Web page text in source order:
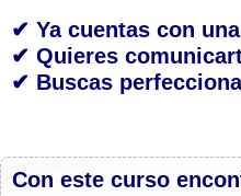
✔ Ya cuentas con
✔ Quieres
✔ Buscas
Con este curso